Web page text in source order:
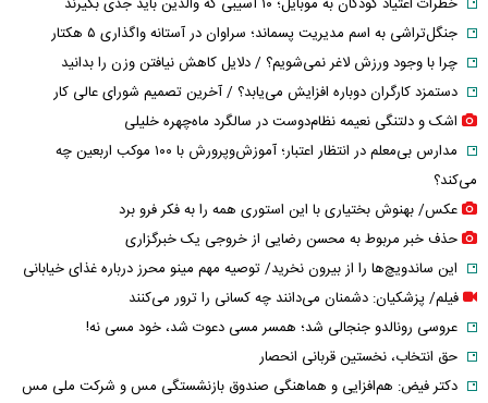
جنگل‌تراشی به اسم مدیریت پسماند؛ سراوان در آستانه واگذاری ۵ هکتار
چرا با وجود ورزش لاغر نمی‌شویم؟ / دلایل کاهش نیافتن وزن را بدانید
دستمزد کارگران دوباره افزایش می‌یابد؟ / آخرین تصمیم شورای عالی کار
اشک و دلتنگی نعیمه نظام‌دوست در سالگرد ماه‌چهره خلیلی
مدارس بی‌معلم در انتظار اعتبار؛ آموزش‌وپرورش با ۱۰۰ موکب اربعین چه
می‌کند؟
عکس/ بهنوش بختیاری با این استوری همه را به فکر فرو برد
حذف خبر مربوط به محسن رضایی از خروجی یک خبرگزاری
این ساندویچ‌ها را از بیرون نخرید/ توصیه مهم مینو محرز درباره غذای خیابانی
فیلم/ پزشکیان: دشمنان می‌دانند چه کسانی را ترور می‌کنند
عروسی رونالدو جنجالی شد؛ همسر مسی دعوت شد، خود مسی نه!
حق انتخاب، نخستین قربانی انحصار
دکتر فیض: هم‌افزایی و هماهنگی صندوق بازنشستگی مس و شرکت ملی مس